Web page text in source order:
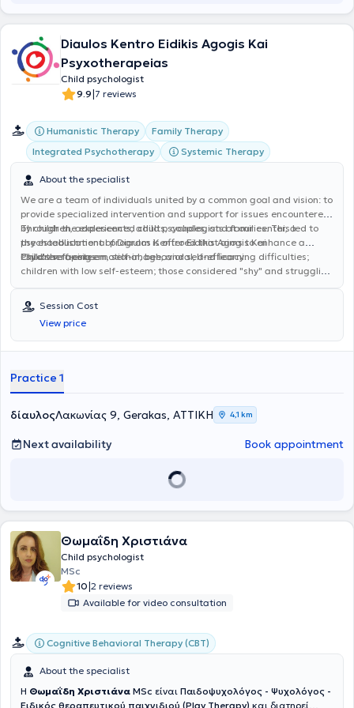
Diaulos Kentro Eidikis Agogis Kai
Psyxotherapeias
Child psychologist
9.9|7 reviews
Humanistic Therapy
Family Therapy
Integrated Psychotherapy
Systemic Therapy
About the specialist
We are a team of individuals united by a common goal and vision: to
provide specialized intervention and support for issues encountered
by children, adolescents, adults, couples, and families. This led to
the establishment of Diaulos Kentro Eidikis Agogis Kai
Psyxotherapeias.
Through the experienced child psychologists at our center, a
psychoeducational program is offered that aims to enhance a
child's self-esteem, self-image, and self-efficacy.
Children facing emotional, behavioral, and learning difficulties;
children with low self-esteem; those considered "shy" and struggling
adolescents diagnosed with specific learning and/or
communication difficulties, developmental disorders; those
experiencing family adversities (such as divorce, illness, loss); and,
more generally, children who have difficulty recognizing, expressing,
Session Cost
View price
Practice 1
δίαυλοςΛακωνίας 9, Gerakas, ΑΤΤΙΚΗ 4,1 km
Next availability Book appointment
Θωμαΐδη Χριστιάνα
Child psychologist
MSc
10|2 reviews
Available for video consultation
Cognitive Behavioral Therapy (CBT)
About the specialist
Η Θωμαΐδη Χριστιάνα MSc είναι Παιδοψυχολόγος - Ψυχολόγος -
Ειδικός θεραπευτικού παιχνιδιού (Play Therapy) και διατηρεί